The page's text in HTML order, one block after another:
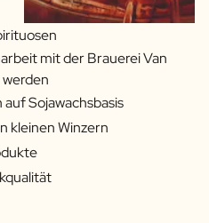
mit der Brauerei Van
Sojawachsbasis
kleinen Winzern